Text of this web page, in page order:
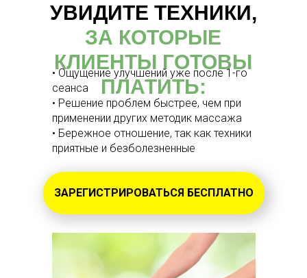
УВИДИТЕ ТЕХНИКИ,
ЗА КОТОРЫЕ
КЛИЕНТЫ ГОТОВЫ
ПЛАТИТЬ:
• Ощущение улучшений уже после 1-го
сеанса
• Решение проблем быстрее, чем при
применении других методик массажа
• Бережное отношение, так как техники
приятные и безболезненные
ЗАРЕГИСТРИРОВАТЬСЯ БЕСПЛАТНО